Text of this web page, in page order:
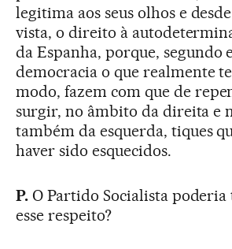
legitima aos seus olhos e
vista, o direito à
da Espanha, porque, segundo
democracia o que realmente
modo, fazem com que de
surgir, no âmbito da direita e
também da esquerda, tiques
haver sido esquecidos.
P.O Partido Socialista poderia
esse respeito?